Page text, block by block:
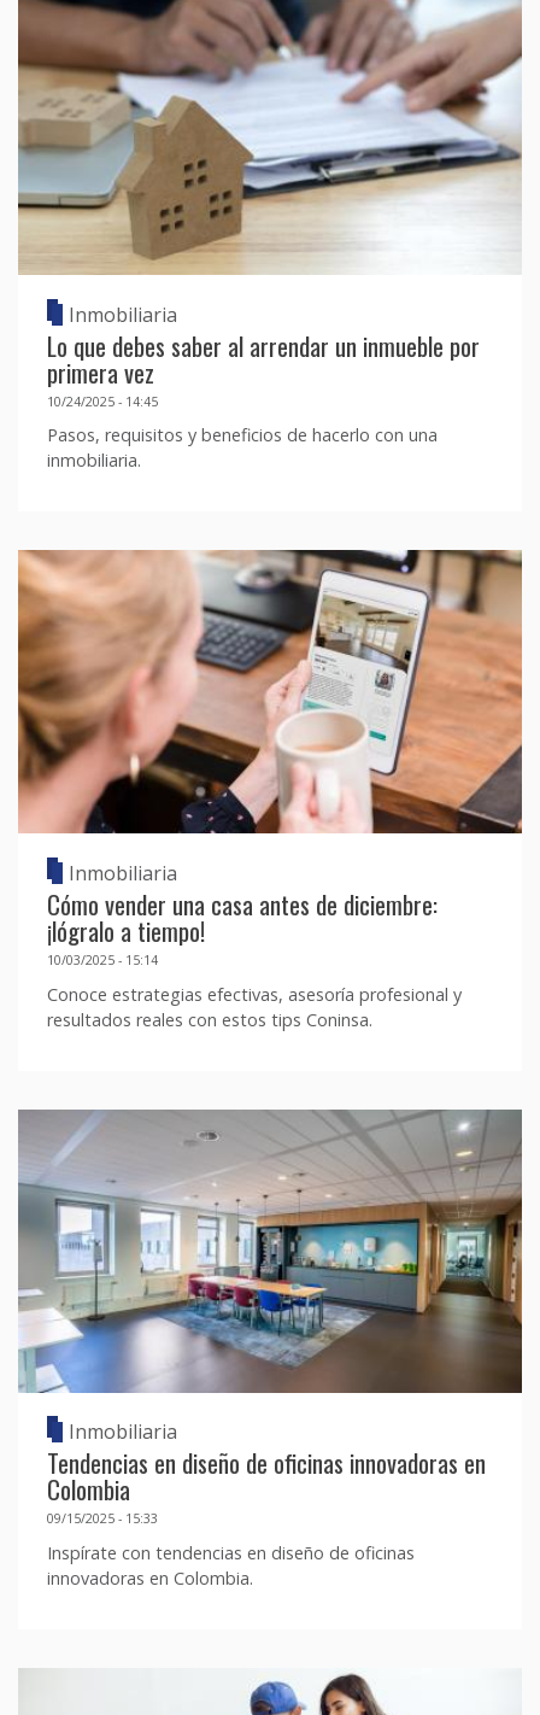
Inmobiliaria
Lo que debes saber al arrendar un inmueble por
primera vez
10/24/2025 - 14:45
Pasos, requisitos y beneficios de hacerlo con una
inmobiliaria.
Inmobiliaria
Cómo vender una casa antes de diciembre:
¡lógralo a tiempo!
10/03/2025 - 15:14
Conoce estrategias efectivas, asesoría profesional y
resultados reales con estos tips Coninsa.
Inmobiliaria
Tendencias en diseño de oficinas innovadoras en
Colombia
09/15/2025 - 15:33
Inspírate con tendencias en diseño de oficinas
innovadoras en Colombia.